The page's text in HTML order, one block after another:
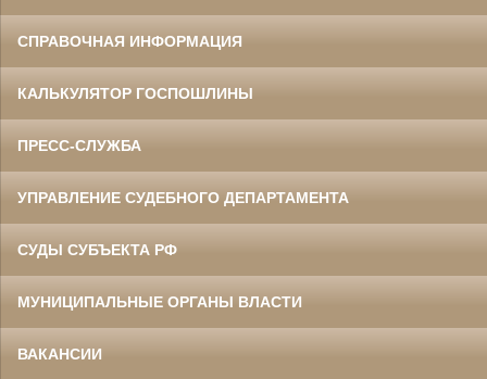
СПРАВОЧНАЯ ИНФОРМАЦИЯ
КАЛЬКУЛЯТОР ГОСПОШЛИНЫ
ПРЕСС-СЛУЖБА
УПРАВЛЕНИЕ СУДЕБНОГО ДЕПАРТАМЕНТА
СУДЫ СУБЪЕКТА РФ
МУНИЦИПАЛЬНЫЕ ОРГАНЫ ВЛАСТИ
ВАКАНСИИ